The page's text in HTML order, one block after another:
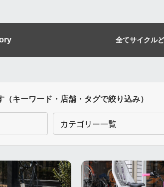
全てサイクル